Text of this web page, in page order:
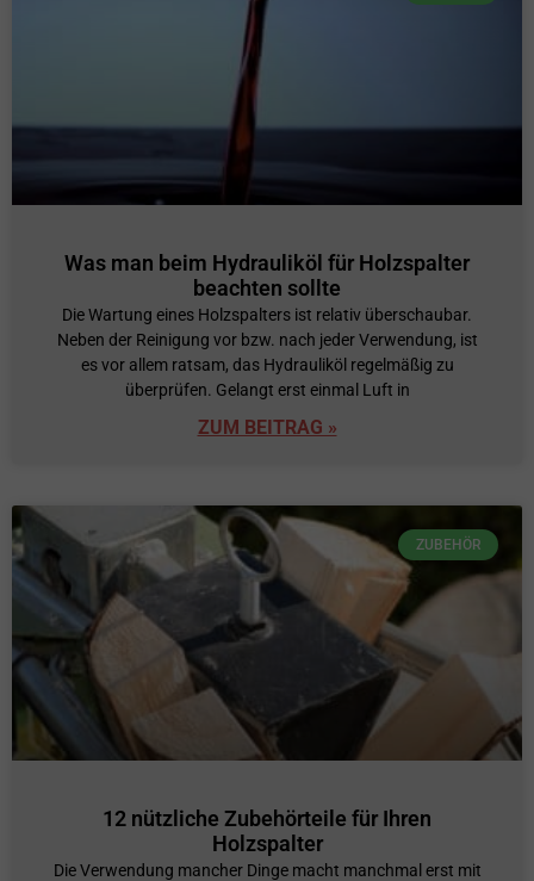
Was man beim Hydrauliköl für Holzspalter
beachten sollte
Die Wartung eines Holzspalters ist relativ überschaubar.
Neben der Reinigung vor bzw. nach jeder Verwendung, ist
es vor allem ratsam, das Hydrauliköl regelmäßig zu
überprüfen. Gelangt erst einmal Luft in
ZUM BEITRAG »
ZUBEHÖR
12 nützliche Zubehörteile für Ihren
Holzspalter
Die Verwendung mancher Dinge macht manchmal erst mit